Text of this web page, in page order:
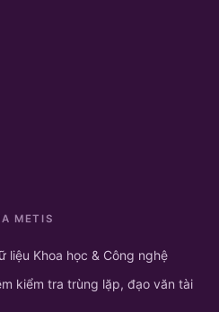
METIS
liệu Khoa học & Công nghệ
kiểm tra trùng lặp, đạo văn tài